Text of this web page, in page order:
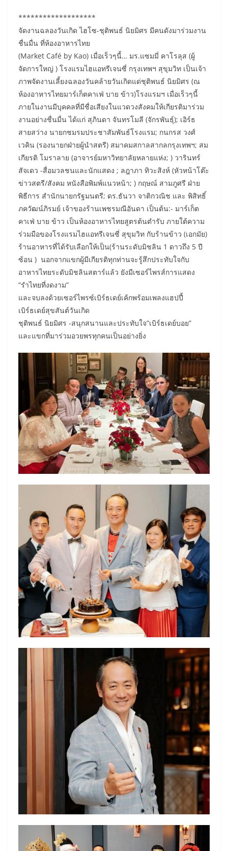
*******************
จัดงานฉลองวันเกิด ไฮโซ-ชุติพนธ์ นิยมิศร มีคนดังมาร่วมงาน
ชื่นมื่น ที่ห้องอาหารไทย
(Market Café by Kao) เมื่อเร็วๆนี้… มร.แซมมี่ คาโรลุส (ผู้
จัดการใหญ่ ) โรงแรมไฮแอทรีเจนซี่ กรุงเทพฯ สุขุมวิท เป็นเจ้า
ภาพจัดงานเลี้ยงฉลองวันคล้ายวันเกิดแด่ชุติพนธ์ นิยมิศร (ณ
ห้องอาหารไทยมาร์เก็ตคาเฟ่ บาย ข้าว)โรงแรมฯ เมื่อเร็วๆนี้
ภายในงานมีบุคคลที่มีชื่อเสียงในแวดวงสังคมให้เกียรติมาร่วม
งานอย่างชื่นมื่น ได้แก่ สุภินดา จันทรโมลี (จักรพันธุ์); เอิร์ธ
สายสว่าง นายกชมรมประชาสัมพันธ์โรงแรม; กนกรส วงศ์
เวคิน (รองนายกฝ่ายผู้นำสตรี) สมาคมสกาลสากลกรุงเทพฯ; สม
เกียรติ โมราลาย (อาจารย์มหาวิทยาลัยหลายแห่ง; ) วารินทร์
สัจเดว -สื่อมวลชนและนักแสดง ; ลฎาภา ทิวะสิงห์ (หัวหน้าโต๊ะ
ข่าวสตรี/สังคม หนังสือพิมพ์แนวหน้า; ) กฤษณ์ สามภูศรี ฝ่าย
พิธีการ สำนักนายกรัฐมนตรี; ดร.ธันวา จาติกวณิช และ พิสิทธิ์
ภควัฒน์ภิรมย์ เจ้าของร้านเพชรมณีอันดา เป็นต้น:- มาร์เก็ต
คาเฟ่ บาย ข้าว เป็นห้องอาหารไทยสูตรต้นตำรับ ภายใต้ความ
ร่วมมือของโรงแรมไฮแอทรีเจนซี่ สุขุมวิท กับร้านข้าว (เอกมัย)
ร้านอาหารที่ได้รับเลือกให้เป็น(ร้านระดับมิชลิน 1 ดาวถึง 5 ปี
ซ้อน ) นอกจากแขกผู้มีเกียรติทุกท่านจะรู้สึกประทับใจกับ
อาหารไทยระดับมิชลินสตาร์แล้ว ยังมีเซอร์ไพรส์การแสดง
“รำไทยที่งดงาม”
และจบลงด้วยเซอร์ไพรซ์เบิร์ธเดย์เค้กพร้อมเพลงแฮปปี้
เบิร์ธเดย์สุขสันต์วันเกิด
ชุติพนธ์ นิยมิศร -สนุกสนานและประทับใจ”เบิร์ธเดย์บอย”
และแขกที่มาร่วมอวยพรทุกคนเป็นอย่างยิ่ง